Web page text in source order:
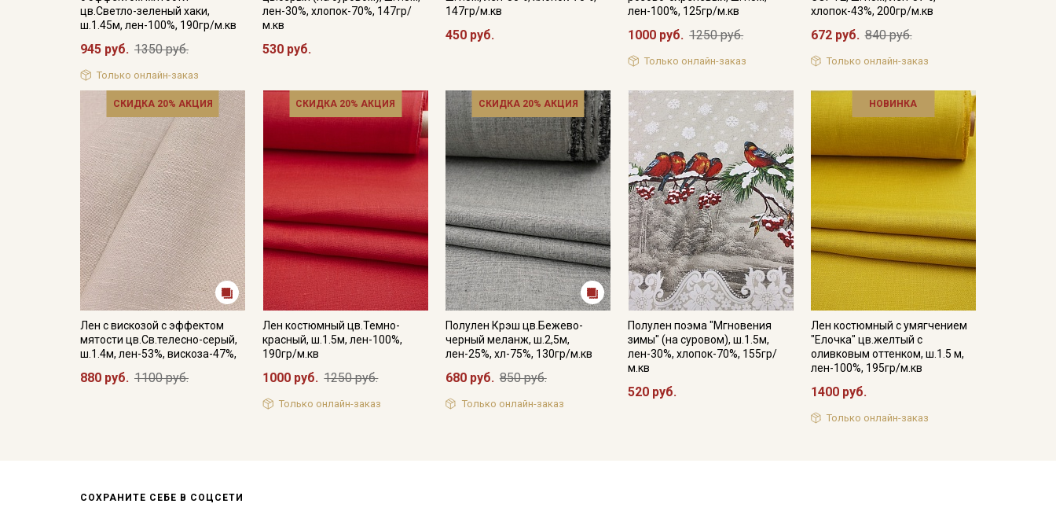
цв.Светло-зеленый хаки,
ш.1.45м, лен-100%, 190гр/м.кв
945 руб. 1350 руб.
Только онлайн-заказ
лен-30%, хлопок-70%, 147гр/
м.кв
530 руб.
147гр/м.кв
450 руб.
лен-100%, 125гр/м.кв
1000 руб. 1250 руб.
Только онлайн-заказ
хлопок-43%, 200гр/м.кв
672 руб. 840 руб.
Только онлайн-заказ
СКИДКА 20% АКЦИЯ
Лен с вискозой с эффектом
мятости цв.Св.телесно-серый,
ш.1.4м, лен-53%, вискоза-47%,
880 руб. 1100 руб.
СКИДКА 20% АКЦИЯ
Лен костюмный цв.Темно-
красный, ш.1.5м, лен-100%,
190гр/м.кв
1000 руб. 1250 руб.
Только онлайн-заказ
СКИДКА 20% АКЦИЯ
Полулен Крэш цв.Бежево-
черный меланж, ш.2,5м,
лен-25%, хл-75%, 130гр/м.кв
680 руб. 850 руб.
Только онлайн-заказ
Полулен поэма "Мгновения
зимы" (на суровом), ш.1.5м,
лен-30%, хлопок-70%, 155гр/
м.кв
520 руб.
НОВИНКА
Лен костюмный с умягчением
"Елочка" цв.желтый с
оливковым оттенком, ш.1.5 м,
лен-100%, 195гр/м.кв
1400 руб.
Только онлайн-заказ
СОХРАНИТЕ СЕБЕ В СОЦСЕТИ